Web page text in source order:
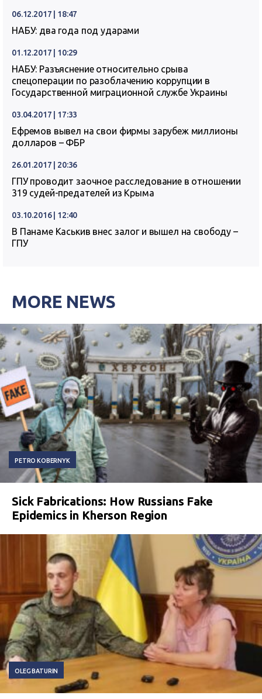
06.12.2017 | 18:47
НАБУ: два года под ударами
01.12.2017 | 10:29
НАБУ: Разъяснение относительно срыва
спецоперации по разоблачению коррупции в
Государственной миграционной службе Украины
03.04.2017 | 17:33
Ефремов вывел на свои фирмы зарубеж миллионы
долларов – ФБР
26.01.2017 | 20:36
ГПУ проводит заочное расследование в отношении
319 судей-предателей из Крыма
03.10.2016 | 12:40
В Панаме Каськив внес залог и вышел на свободу –
ГПУ
MORE NEWS
PETRO KOBERNYK
Sick Fabrications: How Russians Fake
Epidemics in Kherson Region
OLEG BATURIN